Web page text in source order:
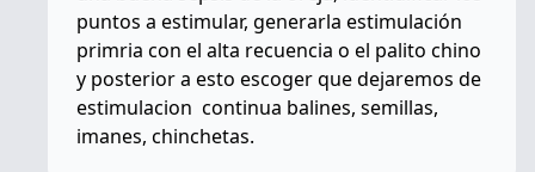
puntos a estimular, generarla estimulación
primria con el alta recuencia o el palito chino
y posterior a esto escoger que dejaremos de
estimulacion continua balines, semillas,
imanes, chinchetas.